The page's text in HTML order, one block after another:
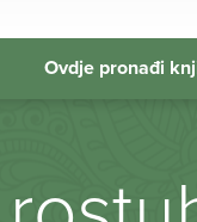
Ovdje pronađi